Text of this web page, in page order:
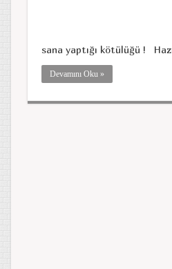
sana yaptığı kötülüğü !
Devamını Oku »